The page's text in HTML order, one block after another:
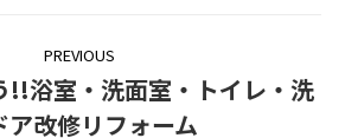
PREVIOUS
Previous
!!浴室・洗面室・トイレ・洗
ア改修リフォーム